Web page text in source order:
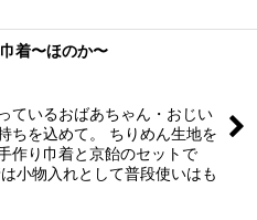
着〜ほのか〜
ているおばあちゃん・おじい
ちを込めて。 ちりめん生地を
作り巾着と京飴のセットで
小物入れとして普段使いはも